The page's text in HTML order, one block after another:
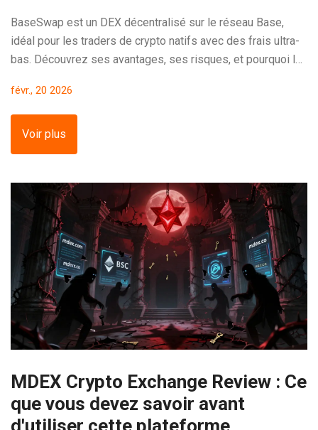
BaseSwap est un DEX décentralisé sur le réseau Base,
idéal pour les traders de crypto natifs avec des frais ultra-
bas. Découvrez ses avantages, ses risques, et pourquoi le
févr., 20 2026
Voir plus
MDEX Crypto Exchange Review : Ce
que vous devez savoir avant